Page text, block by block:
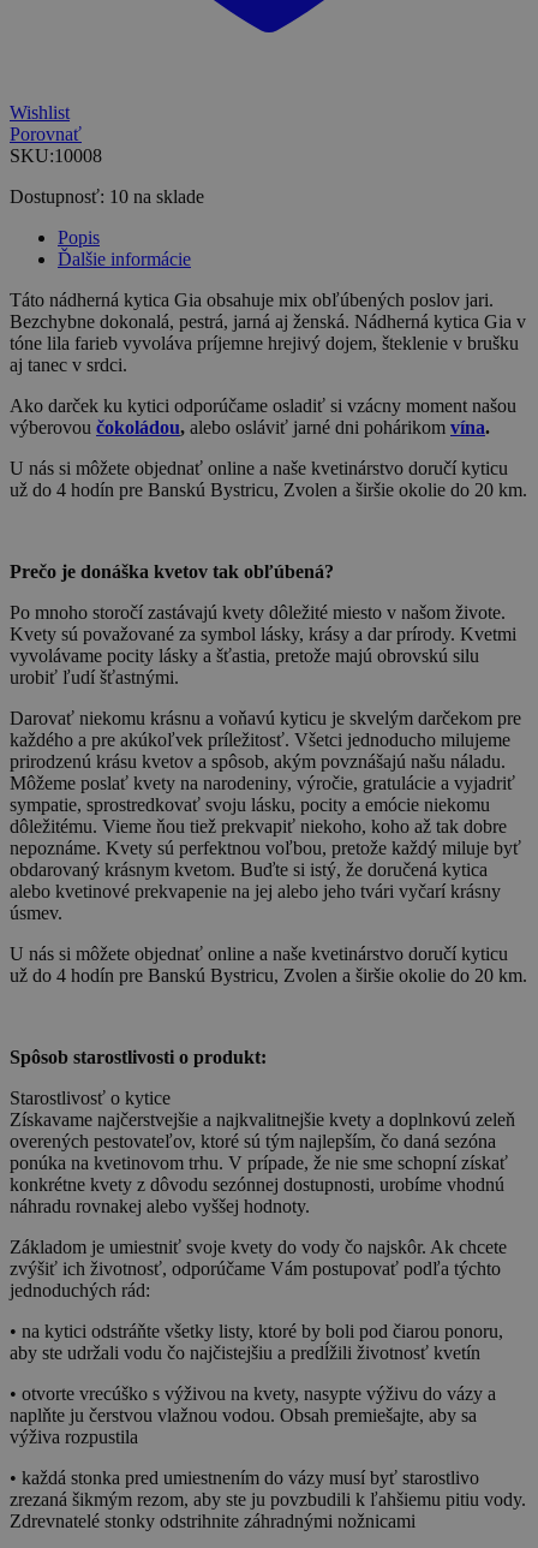
Wishlist
Porovnať
SKU:10008
Dostupnosť: 10 na sklade
Popis
Ďalšie informácie
Táto nádherná kytica Gia obsahuje mix obľúbených poslov jari.
Bezchybne dokonalá, pestrá, jarná aj ženská. Nádherná kytica Gia v
tóne lila farieb vyvoláva príjemne hrejivý dojem, šteklenie v brušku
aj tanec v srdci.
Ako darček ku kytici odporúčame osladiť si vzácny moment našou
výberovou čokoládou, alebo osláviť jarné dni pohárikom vína.
U nás si môžete objednať online a naše kvetinárstvo doručí kyticu
už do 4 hodín pre Banskú Bystricu, Zvolen a širšie okolie do 20 km.
Prečo je donáška kvetov tak obľúbená?
Po mnoho storočí zastávajú kvety dôležité miesto v našom živote.
Kvety sú považované za symbol lásky, krásy a dar prírody. Kvetmi
vyvolávame pocity lásky a šťastia, pretože majú obrovskú silu
urobiť ľudí šťastnými.
Darovať niekomu krásnu a voňavú kyticu je skvelým darčekom pre
každého a pre akúkoľvek príležitosť. Všetci jednoducho milujeme
prirodzenú krásu kvetov a spôsob, akým povznášajú našu náladu.
Môžeme poslať kvety na narodeniny, výročie, gratulácie a vyjadriť
sympatie, sprostredkovať svoju lásku, pocity a emócie niekomu
dôležitému. Vieme ňou tiež prekvapiť niekoho, koho až tak dobre
nepoznáme. Kvety sú perfektnou voľbou, pretože každý miluje byť
obdarovaný krásnym kvetom. Buďte si istý, že doručená kytica
alebo kvetinové prekvapenie na jej alebo jeho tvári vyčarí krásny
úsmev.
U nás si môžete objednať online a naše kvetinárstvo doručí kyticu
už do 4 hodín pre Banskú Bystricu, Zvolen a širšie okolie do 20 km.
Spôsob starostlivosti o produkt:
Starostlivosť o kytice
Získavame najčerstvejšie a najkvalitnejšie kvety a doplnkovú zeleň
overených pestovateľov, ktoré sú tým najlepším, čo daná sezóna
ponúka na kvetinovom trhu. V prípade, že nie sme schopní získať
konkrétne kvety z dôvodu sezónnej dostupnosti, urobíme vhodnú
náhradu rovnakej alebo vyššej hodnoty.
Základom je umiestniť svoje kvety do vody čo najskôr. Ak chcete
zvýšiť ich životnosť, odporúčame Vám postupovať podľa týchto
jednoduchých rád:
• na kytici odstráňte všetky listy, ktoré by boli pod čiarou ponoru,
aby ste udržali vodu čo najčistejšiu a predĺžili životnosť kvetín
• otvorte vrecúško s výživou na kvety, nasypte výživu do vázy a
naplňte ju čerstvou vlažnou vodou. Obsah premiešajte, aby sa
výživa rozpustila
• každá stonka pred umiestnením do vázy musí byť starostlivo
zrezaná šikmým rezom, aby ste ju povzbudili k ľahšiemu pitiu vody.
Zdrevnatelé stonky odstrihnite záhradnými nožnicami